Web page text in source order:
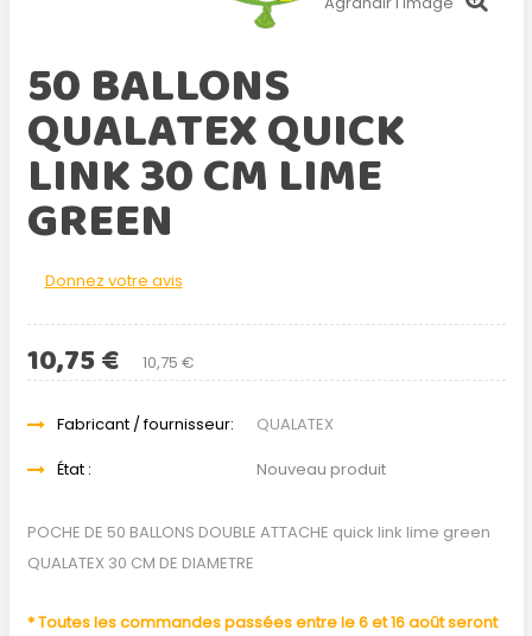
50 BALLONS
QUALATEX QUICK
LINK 30 CM LIME
GREEN
Donnez votre avis
10,75 €
10,75 €
Fabricant / fournisseur:
QUALATEX
État :
Nouveau produit
POCHE DE 50 BALLONS DOUBLE ATTACHE quick link lime green
QUALATEX 30 CM DE DIAMETRE
* Toutes les commandes passées entre le 6 et 16 août seront